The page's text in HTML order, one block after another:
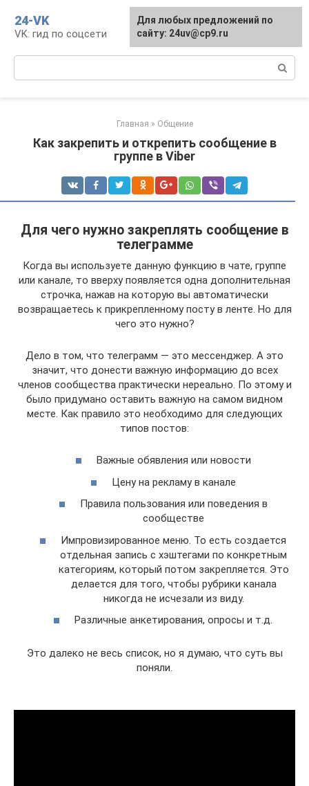
контенту
24-VK
VK: гид по соцсети
Главная » Общение
Как закрепить и открепить сообщение в
группе в Viber
Для чего нужно закреплять сообщение в
телеграмме
Когда вы используете данную функцию в чате, группе
или канале, то вверху появляется одна дополнительная
строчка, нажав на которую вы автоматически
возвращаетесь к прикрепленному посту в ленте. Но для
чего это нужно?
Дело в том, что телеграмм — это мессенджер. А это
значит, что донести важную информацию до всех
членов сообщества практически нереально. По этому и
было придумано оставить важную на самом видном
месте. Как правило это необходимо для следующих
типов постов:
Важные обявления или новости
Цену на рекламу в канале
Правила пользования или поведения в
сообществе
Импровизированное меню. То есть создается
отдельная запись с хэштегами по конкретным
категориям, который потом закрепляется. Это
делается для того, чтобы рубрики канала
никогда не исчезали из виду.
Различные анкетирования, опросы и т.д.
Это далеко не весь список, но я думаю, что суть вы
поняли.
Для любых предложений по
сайту: 24uv@cp9.ru